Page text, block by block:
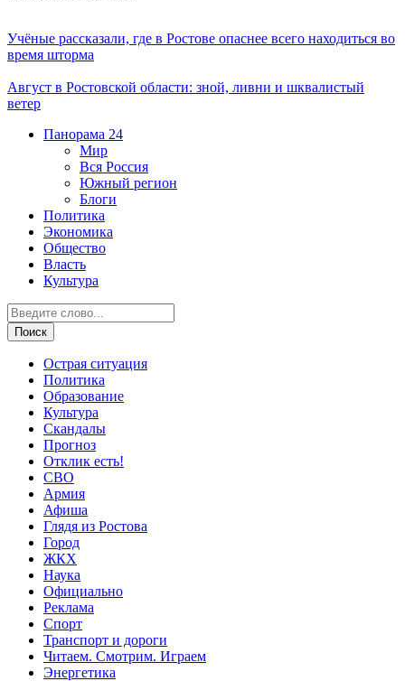
Учёные рассказали, где в Ростове опаснее всего находиться во
время шторма
Август в Ростовской области: зной, ливни и шквалистый
ветер
Панорама 24
Мир
Вся Россия
Южный регион
Блоги
Политика
Экономика
Общество
Власть
Культура
Острая ситуация
Политика
Образование
Культура
Скандалы
Прогноз
Отклик есть!
СВО
Армия
Афиша
Глядя из Ростова
Город
ЖКХ
Наука
Официально
Реклама
Спорт
Транспорт и дороги
Читаем. Смотрим. Играем
Энергетика